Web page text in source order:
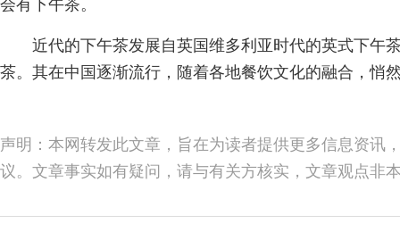
会有下午茶。
近代的下午茶发展自英国维多利亚时代的英式下午
茶。其在中国逐渐流行，随着各地餐饮文化的融合，悄
声明：本网转发此文章，旨在为读者提供更多信息资讯
议。文章事实如有疑问，请与有关方核实，文章观点非